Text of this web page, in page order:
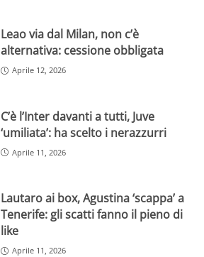
Leao via dal Milan, non c’è
alternativa: cessione obbligata
Aprile 12, 2026
C’è l’Inter davanti a tutti, Juve
‘umiliata’: ha scelto i nerazzurri
Aprile 11, 2026
Lautaro ai box, Agustina ‘scappa’ a
Tenerife: gli scatti fanno il pieno di
like
Aprile 11, 2026